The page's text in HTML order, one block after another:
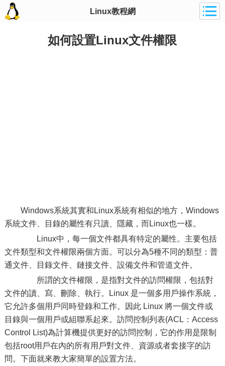
Linux教程網
如何設置Linux文件權限
Windows系統其實和Linux系統有相似的地方，Windows
系統文件、目錄的屬性有只讀、隱藏，而Linux也一樣。
Linux中，每一個文件都具有特定的屬性。主要包括
文件類型和文件權限兩個方面。可以分為5種不同的類型：普
通文件、目錄文件、鏈接文件、設備文件和管道文件。
所謂的文件權限，是指對文件的訪問權限，包括對
文件的讀、寫、刪除、執行。Linux 是一個多用戶操作系統，
它允許多個用戶同時登錄和工作。因此 Linux 將一個文件或
目錄與一個用戶或組聯系起來。訪問控制列表(ACL：Access
Control List)為計算機提供更好的訪問控制，它的作用是限制
包括root用戶在內的所有用戶對文件、資源或者套接字的訪
問。下面就來教大家簡單的設置方法。